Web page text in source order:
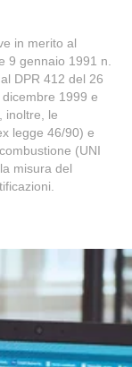
in merito al
9 gennaio 1991 n.
DPR 412 del 26
1999 e
inoltre, le
legge 46/90) e
(UNI
misura del